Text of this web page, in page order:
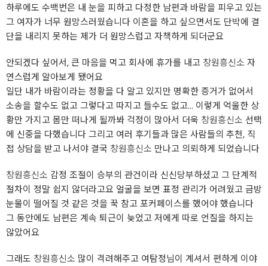
하루에도 수백번은 내 눈을 피하고 다정한 남편과 바람을 피우고 있는
그 여자가 너무 원망스러웠습니다 이혼을 하고 싶으면서도 단박에 결
단을 내리지 못하는 제가 더 원망스럽고 자책하게 되더군요
안되겠다 싶어서, 큰 마음을 먹고 회사에 휴가를 내고 창원흥신소 자
연스럽게 알아보게 됐어요
일단 내가 바람이라는 정황을 다 알고 있지만 명확한 증거가 없어서
소송을 할수도 없고 그렇다고 따지고 들수도 없고... 이렇게 억울한 상
황만 가지고 몸만 떠나게 될까봐 걱정이 많아서 더욱 창원흥신소 선택
에 신중을 다했습니다 그리고 여러 후기들과 많은 사람들의 추천, 직
접 상담을 받고 나서야 결국 창원흥신소 만나고 의뢰하게 되었습니다
창원흥신소 감정 조절이 승부의 관건이라 신신당부하셨고 그 단계적
절차이 정말 쉽지 않더라고요 얼굴을 보면 표정 관리가 어려웠고 금방
눈물이 떨어질 것 같은 것을 꾹 참고 포커페이스를 했어야 했습니다
그 동안에도 남편은 계속 퇴근이 늦었고 저에게 따로 언질을 하지는
않았어요
그래도 창원흥신소 많이 격려해주고 여탐정님이 계셔서 편하게 이야